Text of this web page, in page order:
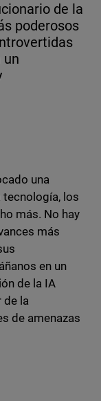
de la
poderosos
un
una
tecnología, los
más. No hay
más
en un
de la IA
de la
de amenazas